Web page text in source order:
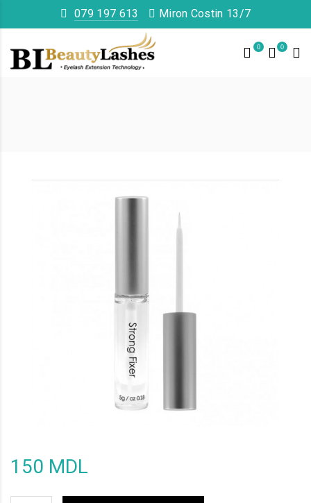
079 197 613 Miron Costin 13/7
0 0
150 MDL